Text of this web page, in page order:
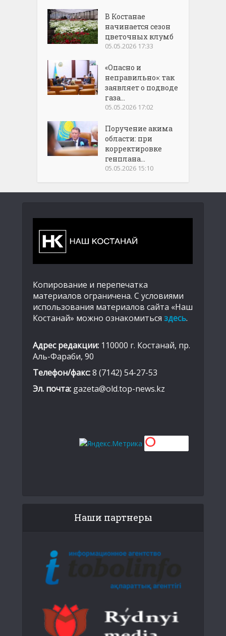
В Костанае
начинается сезон
цветочных клумб
05.05.2026 17:33
«Опасно и
неправильно»: так
заявляет о подводе
газа...
05.05.2026 17:02
Поручение акима
области: при
корректировке
генплана...
05.05.2026 15:10
Копирование и перепечатка
материалов ограничена. С условиями
использования материалов сайта «Наш
Костанай» можно ознакомиться здесь.
Адрес редакции: 110000 г. Костанай, пр.
Аль-Фараби, 90
Телефон/факс:8 (7142) 54-27-53
Эл. почта: gazeta@old.top-news.kz
Наши партнеры